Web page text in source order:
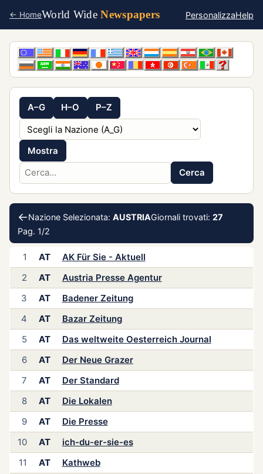
← HomeWorld WideNewspapers PersonalizzaHelp
A–G H–O P–Z
Mostra
Cerca
←Nazione Selezionata:AUSTRIAGiornali trovati:27
Pag. 1/2
1 AT
AK Für Sie - Aktuell
2
AT
Austria Presse Agentur
3
AT
Badener Zeitung
4
AT
Bazar Zeitung
5
AT
Das weltweite Oesterreich Journal
6
AT
Der Neue Grazer
7
AT
Der Standard
8
AT
Die Lokalen
9
AT
Die Presse
10
AT
ich-du-er-sie-es
11
AT
Kathweb